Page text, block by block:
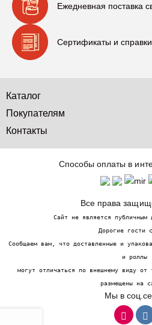
Ежедневная поставка
Сертификаты и
Каталог
Покупателям
Контакты
Способы оплаты в
Все права
Сайт не является публичным
Дорогие гости
Сообщаем вам, что доставленные и
и роллы
могут отличаться по внешнему виду от
размещены на
Мы в